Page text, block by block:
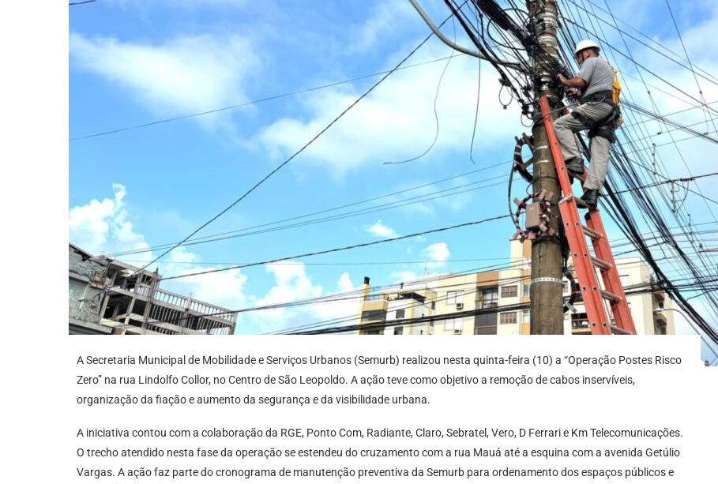
A Secretaria Municipal de Mobilidade e Serviços Urbanos (Semurb) realizou nesta quinta-feira (10) a “Operação Postes Risco
Zero” na rua Lindolfo Collor, no Centro de São Leopoldo. A ação teve como objetivo a remoção de cabos inservíveis,
organização da fiação e aumento da segurança e da visibilidade urbana.
A iniciativa contou com a colaboração da RGE, Ponto Com, Radiante, Claro, Sebratel, Vero, D Ferrari e Km Telecomunicações.
O trecho atendido nesta fase da operação se estendeu do cruzamento com a rua Mauá até a esquina com a avenida Getúlio
Vargas. A ação faz parte do cronograma de manutenção preventiva da Semurb para ordenamento dos espaços públicos e